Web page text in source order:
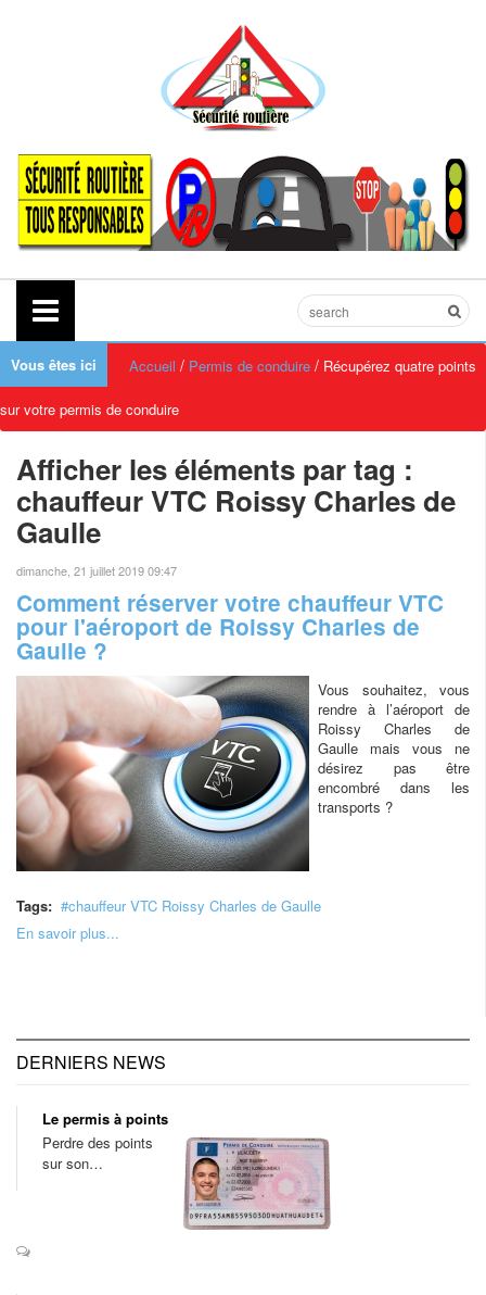
Vous êtes ici Accueil / Permis de conduire / Récupérez quatre points
sur votre permis de conduire
Afficher les éléments par tag :
chauffeur VTC Roissy Charles de
Gaulle
dimanche, 21 juillet 2019 09:47
Comment réserver votre chauffeur VTC
pour l'aéroport de Roissy Charles de
Gaulle ?
Vous souhaitez, vous
rendre à l’aéroport de
Roissy Charles de
Gaulle mais vous ne
désirez pas être
encombré dans les
transports ?
Tags:
chauffeur VTC Roissy Charles de Gaulle
En savoir plus...
DERNIERS NEWS
Le permis à points
Perdre des points
sur son…